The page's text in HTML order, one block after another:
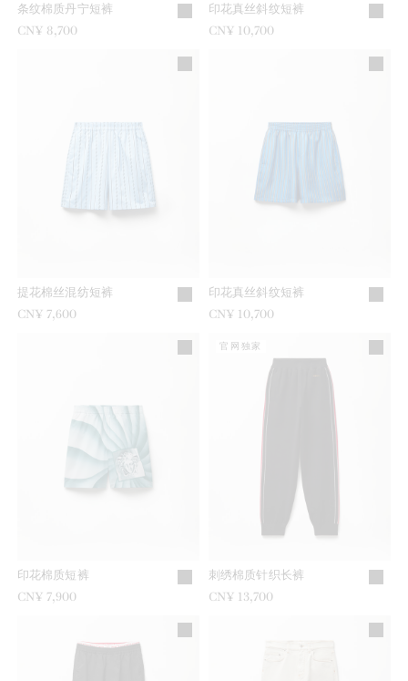
条纹棉质丹宁短裤
CN¥ 8,700
印花真丝斜纹短裤
CN¥ 10,700
提花棉丝混纺短裤
CN¥ 7,600
印花真丝斜纹短裤
CN¥ 10,700
印花棉质短裤
CN¥ 7,900
刺绣棉质针织长裤
CN¥ 13,700
官网独家